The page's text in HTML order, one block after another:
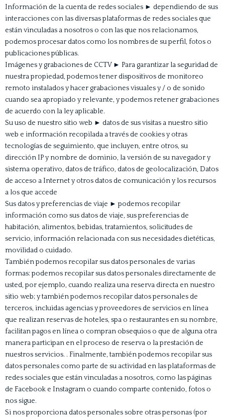
Información de la cuenta de redes sociales ► dependiendo de sus
interacciones con las diversas plataformas de redes sociales que
están vinculadas a nosotros o con las que nos relacionamos,
podemos procesar datos como los nombres de su perfil, fotos o
publicaciones públicas.
Imágenes y grabaciones de CCTV ► Para garantizar la seguridad de
nuestra propiedad, podemos tener dispositivos de monitoreo
remoto instalados y hacer grabaciones visuales y / o de sonido
cuando sea apropiado y relevante, y podemos retener grabaciones
de acuerdo con la ley aplicable.
Su uso de nuestro sitio web ► datos de sus visitas a nuestro sitio
web e información recopilada a través de cookies y otras
tecnologías de seguimiento, que incluyen, entre otros, su
dirección IP y nombre de dominio, la versión de su navegador y
sistema operativo, datos de tráfico, datos de geolocalización, Datos
de acceso a Internet y otros datos de comunicación y los recursos
a los que accede
Sus datos y preferencias de viaje ► podemos recopilar
información como sus datos de viaje, sus preferencias de
habitación, alimentos, bebidas, tratamientos, solicitudes de
servicio, información relacionada con sus necesidades dietéticas,
movilidad o cuidado.
También podemos recopilar sus datos personales de varias
formas: podemos recopilar sus datos personales directamente de
usted, por ejemplo, cuando realiza una reserva directa en nuestro
sitio web; y también podemos recopilar datos personales de
terceros, incluidas agencias y proveedores de servicios en línea
que realizan reservas de hoteles, spa o restaurantes en su nombre,
facilitan pagos en línea o compran obsequios o que de alguna otra
manera participan en el proceso de reserva o la prestación de
nuestros servicios. . Finalmente, también podemos recopilar sus
datos personales como parte de su actividad en las plataformas de
redes sociales que están vinculadas a nosotros, como las páginas
de Facebook e Instagram o cuando comparte contenido, fotos o
nos sigue.
Si nos proporciona datos personales sobre otras personas (por